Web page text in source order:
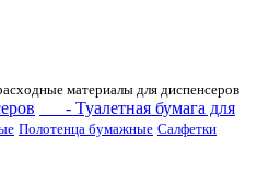
материалы для диспенсеров
- Туалетная бумага для
Полотенца бумажные Салфетки